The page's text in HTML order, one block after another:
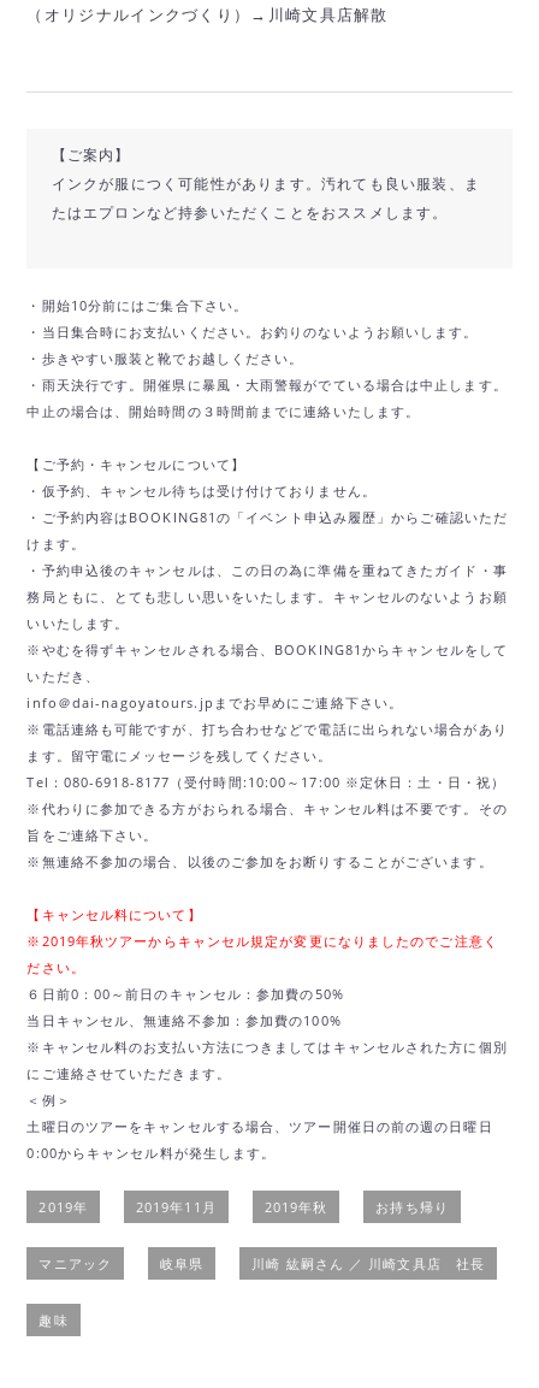
（オリジナルインクづくり）→川崎文具店解散
【ご案内】
インクが服につく可能性があります。汚れても良い服装、ま
たはエプロンなど持参いただくことをおススメします。
・開始10分前にはご集合下さい。
・当日集合時にお支払いください。お釣りのないようお願いします。
・歩きやすい服装と靴でお越しください。
・雨天決行です。開催県に暴風・大雨警報がでている場合は中止します。
中止の場合は、開始時間の３時間前までに連絡いたします。
【ご予約・キャンセルについて】
・仮予約、キャンセル待ちは受け付けておりません。
・ご予約内容はBOOKING81の「イベント申込み履歴」からご確認いただ
けます。
・予約申込後のキャンセルは、この日の為に準備を重ねてきたガイド・事
務局ともに、とても悲しい思いをいたします。キャンセルのないようお願
いいたします。
※やむを得ずキャンセルされる場合、BOOKING81からキャンセルをして
いただき、
info＠dai-nagoyatours.jpまでお早めにご連絡下さい。
※電話連絡も可能ですが、打ち合わせなどで電話に出られない場合があり
ます。留守電にメッセージを残してください。
Tel：080-6918-8177（受付時間:10:00～17:00 ※定休日：土・日・祝）
※代わりに参加できる方がおられる場合、キャンセル料は不要です。その
旨をご連絡下さい。
※無連絡不参加の場合、以後のご参加をお断りすることがございます。
【キャンセル料について】
※2019年秋ツアーからキャンセル規定が変更になりましたのでご注意く
ださい。
６日前0：00～前日のキャンセル：参加費の50%
当日キャンセル、無連絡不参加：参加費の100%
※キャンセル料のお支払い方法につきましてはキャンセルされた方に個別
にご連絡させていただきます。
＜例＞
土曜日のツアーをキャンセルする場合、ツアー開催日の前の週の日曜日
0:00からキャンセル料が発生します。
2019年 2019年11月 2019年秋 お持ち帰り
マニアック 岐阜県 川崎 紘嗣さん ／ 川崎文具店 社長
趣味